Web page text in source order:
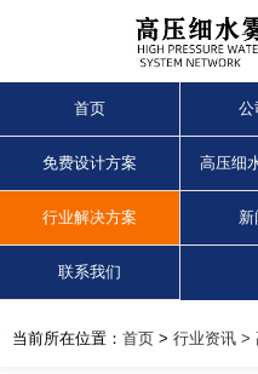
首页 公
免费设计方案 高压细
行业解决方案
联系我们
当前所在位置： 首页 > 行业资讯 >